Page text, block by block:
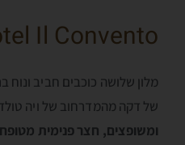
Il Convento
מלון שלושה כוכבים חביב
של דקה מהמדרחוב של ויה
ומשופצים, חצר פנימית